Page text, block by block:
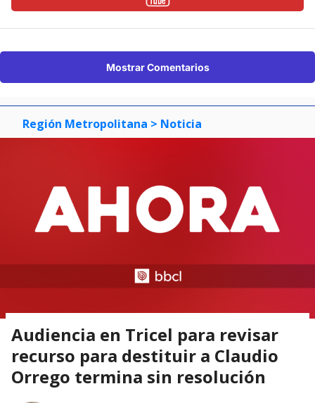
Mostrar Comentarios
Región Metropolitana > Noticia
Audiencia en Tricel para revisar
recurso para destituir a Claudio
Orrego termina sin resolución